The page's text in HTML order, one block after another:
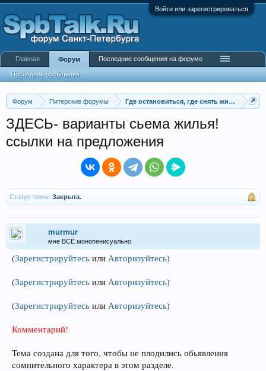
Войти или зарегистрироваться
Форум Питерские форумы Где остановиться, где снять жилье
ЗДЕСЬ- варианты сьема жилья!
ссылки на предложения
Статус темы: Закрыта.
murmur
мне ВСЁ монопенисуально
(Зарегистрируйтесь или Авторизуйтесь)
(Зарегистрируйтесь или Авторизуйтесь)
(Зарегистрируйтесь или Авторизуйтесь)
Комментарий!
Тема создана для того, чтобы не плодились обьявления
сомнительного характера в этом разделе.
Главная Форум
Последние сообщения
Последние сообщения на форуме